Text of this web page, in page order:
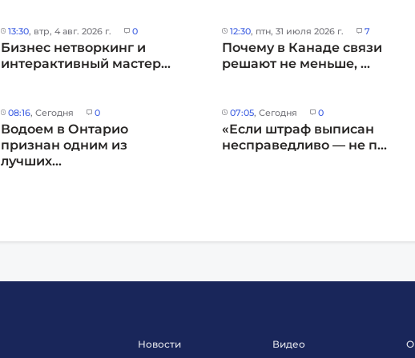
13:30, втр, 4 авг. 2026 г. 0
Бизнес нетворкинг и
интерактивный мастер...
12:30, птн, 31 июля 2026 г. 7
Почему в Канаде связи
решают не меньше, ...
08:16, Сегодня 0
Водоем в Онтарио
признан одним из
лучших...
07:05, Сегодня 0
«Если штраф выписан
несправедливо — не п...
Новости Видео О